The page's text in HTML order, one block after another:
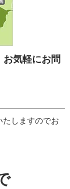
気軽にお問
しますのでお